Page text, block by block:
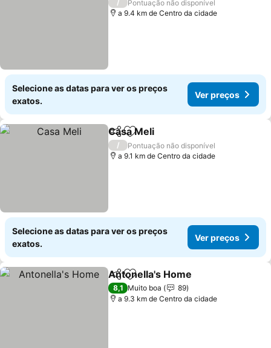
/
Pontuação não disponível
a 9.4 km de Centro da cidade
Selecione as datas para ver os preços
exatos.
Ver preços
PartilharAdicionar aos favoritos
Casa Meli
/
Pontuação não disponível
a 9.1 km de Centro da cidade
Selecione as datas para ver os preços
exatos.
Ver preços
PartilharAdicionar aos favoritos
Antonella's Home
8,1 Muito boa
89
a 9.3 km de Centro da cidade